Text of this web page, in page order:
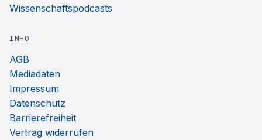
Wissenschaftspodcasts
INFO
AGB
Mediadaten
Impressum
Datenschutz
Barrierefreiheit
Vertrag widerrufen